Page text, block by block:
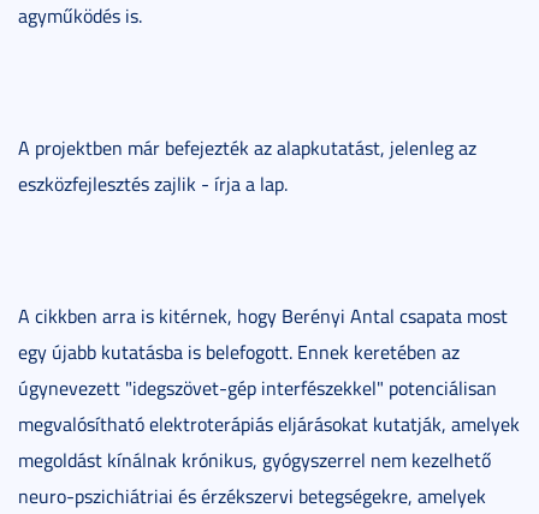
agyműködés is.
A projektben már befejezték az alapkutatást, jelenleg az
eszközfejlesztés zajlik - írja a lap.
A cikkben arra is kitérnek, hogy Berényi Antal csapata most
egy újabb kutatásba is belefogott. Ennek keretében az
úgynevezett "idegszövet-gép interfészekkel" potenciálisan
megvalósítható elektroterápiás eljárásokat kutatják, amelyek
megoldást kínálnak krónikus, gyógyszerrel nem kezelhető
neuro-pszichiátriai és érzékszervi betegségekre, amelyek